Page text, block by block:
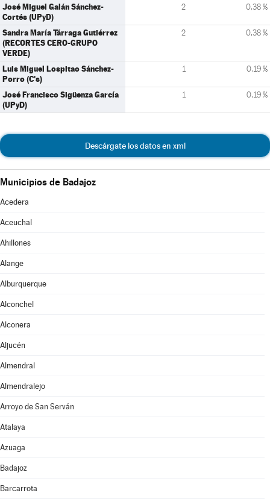
José Miguel Galán Sánchez-
Cortés (UPyD)
2 0,38 %
Sandra María Tárraga Gutiérrez
(RECORTES CERO-GRUPO
VERDE)
2 0,38 %
Luis Miguel Lospitao Sánchez-
Porro (C's)
1 0,19 %
José Francisco Sigüenza García
(UPyD)
1 0,19 %
Descárgate los datos en xml
Municipios de Badajoz
Acedera
Aceuchal
Ahillones
Alange
Alburquerque
Alconchel
Alconera
Aljucén
Almendral
Almendralejo
Arroyo de San Serván
Atalaya
Azuaga
Badajoz
Barcarrota